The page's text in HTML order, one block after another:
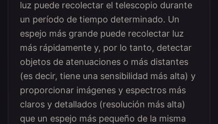
luz puede recolectar el telescopio durante
un período de tiempo determinado. Un
espejo más grande puede recolectar luz
más rápidamente y, por lo tanto, detectar
objetos de atenuaciones o más distantes
(es decir, tiene una sensibilidad más alta) y
proporcionar imágenes y espectros más
claros y detallados (resolución más alta)
que un espejo más pequeño de la misma